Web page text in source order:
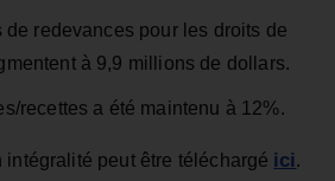
de redevances pour les droits de
à 9,9 millions de dollars.
recettes a été maintenu à 12%.
intégralité peut être téléchargé ici.